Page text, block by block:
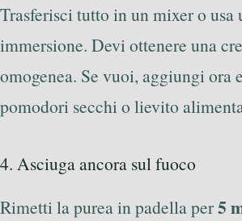
Trasferisci tutto in un mixer o usa
immersione. Devi ottenere una
omogenea. Se vuoi, aggiungi ora
pomodori secchi o lievito
4. Asciuga ancora sul fuoco
Rimetti la purea in padella per5